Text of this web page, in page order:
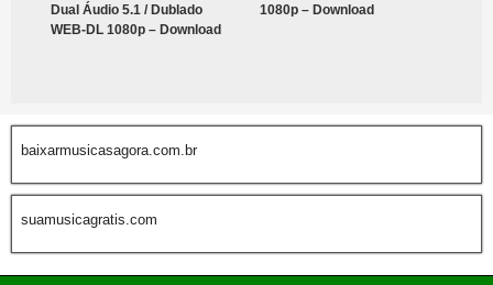
Dual Áudio 5.1 / Dublado
WEB-DL 1080p – Download
1080p – Download
baixarmusicasagora.com.br
suamusicagratis.com